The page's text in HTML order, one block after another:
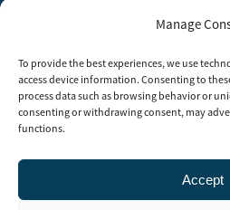
Manage
To provide the best experiences, we use
access device information. Consenting to
process data such as browsing behavior or
consenting or withdrawing consent, may
functions.
Accept
Instagram
LinkedIn